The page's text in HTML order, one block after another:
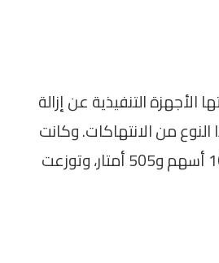
الأجهزة التنفيذية عن إزالة
من الانتهاكات. وكانت
المساحة الإجمالية للمخالفات التي تم إزالتها حوالي 5 قيراط و10 أسهم و505 أمتار، وتوزعت